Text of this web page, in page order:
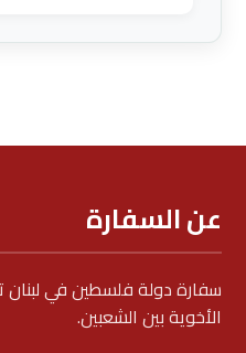
عن السفارة
سفارة دولة فلسطين في لبنان
الأخوية بين الشعبين.